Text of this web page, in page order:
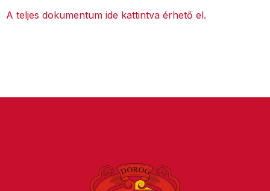
A teljes dokumentum ide kattintva érhető el.